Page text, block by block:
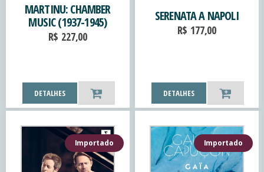
MARTINU: CHAMBER
MUSIC (1937-1945)
R$ 227,00
DETALHES
SERENATA A NAPOLI
R$ 177,00
DETALHES
Importado Importado